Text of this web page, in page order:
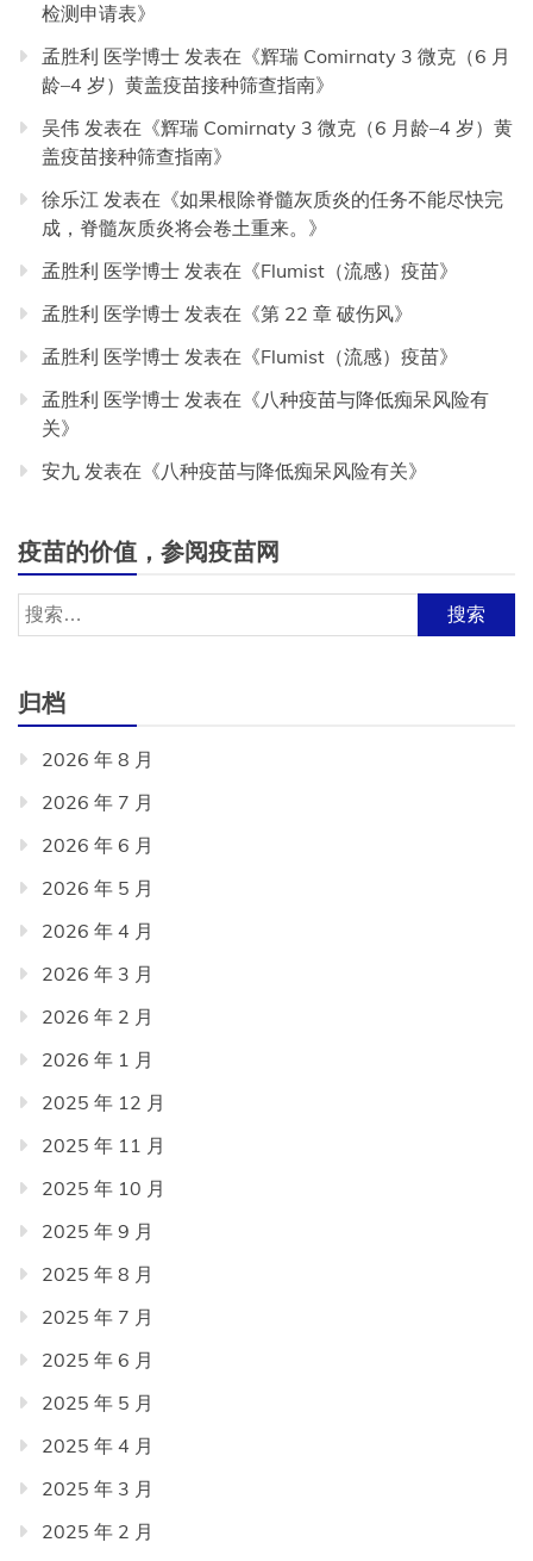
检测申请表》
孟胜利 医学博士 发表在《辉瑞 Comirnaty 3 微克（6 月
龄–4 岁）黄盖疫苗接种筛查指南》
吴伟 发表在《辉瑞 Comirnaty 3 微克（6 月龄–4 岁）黄
盖疫苗接种筛查指南》
徐乐江 发表在《如果根除脊髓灰质炎的任务不能尽快完
成，脊髓灰质炎将会卷土重来。 》
孟胜利 医学博士 发表在《Flumist（流感）疫苗》
孟胜利 医学博士 发表在《第 22 章 破伤风》
孟胜利 医学博士 发表在《Flumist（流感）疫苗》
孟胜利 医学博士 发表在《八种疫苗与降低痴呆风险有
关》
安九 发表在《八种疫苗与降低痴呆风险有关》
疫苗的价值，参阅疫苗网
搜
索：
归档
2026 年 8 月
2026 年 7 月
2026 年 6 月
2026 年 5 月
2026 年 4 月
2026 年 3 月
2026 年 2 月
2026 年 1 月
2025 年 12 月
2025 年 11 月
2025 年 10 月
2025 年 9 月
2025 年 8 月
2025 年 7 月
2025 年 6 月
2025 年 5 月
2025 年 4 月
2025 年 3 月
2025 年 2 月